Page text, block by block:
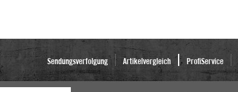
Sendungsverfolgung Artikelvergleich ProfiService